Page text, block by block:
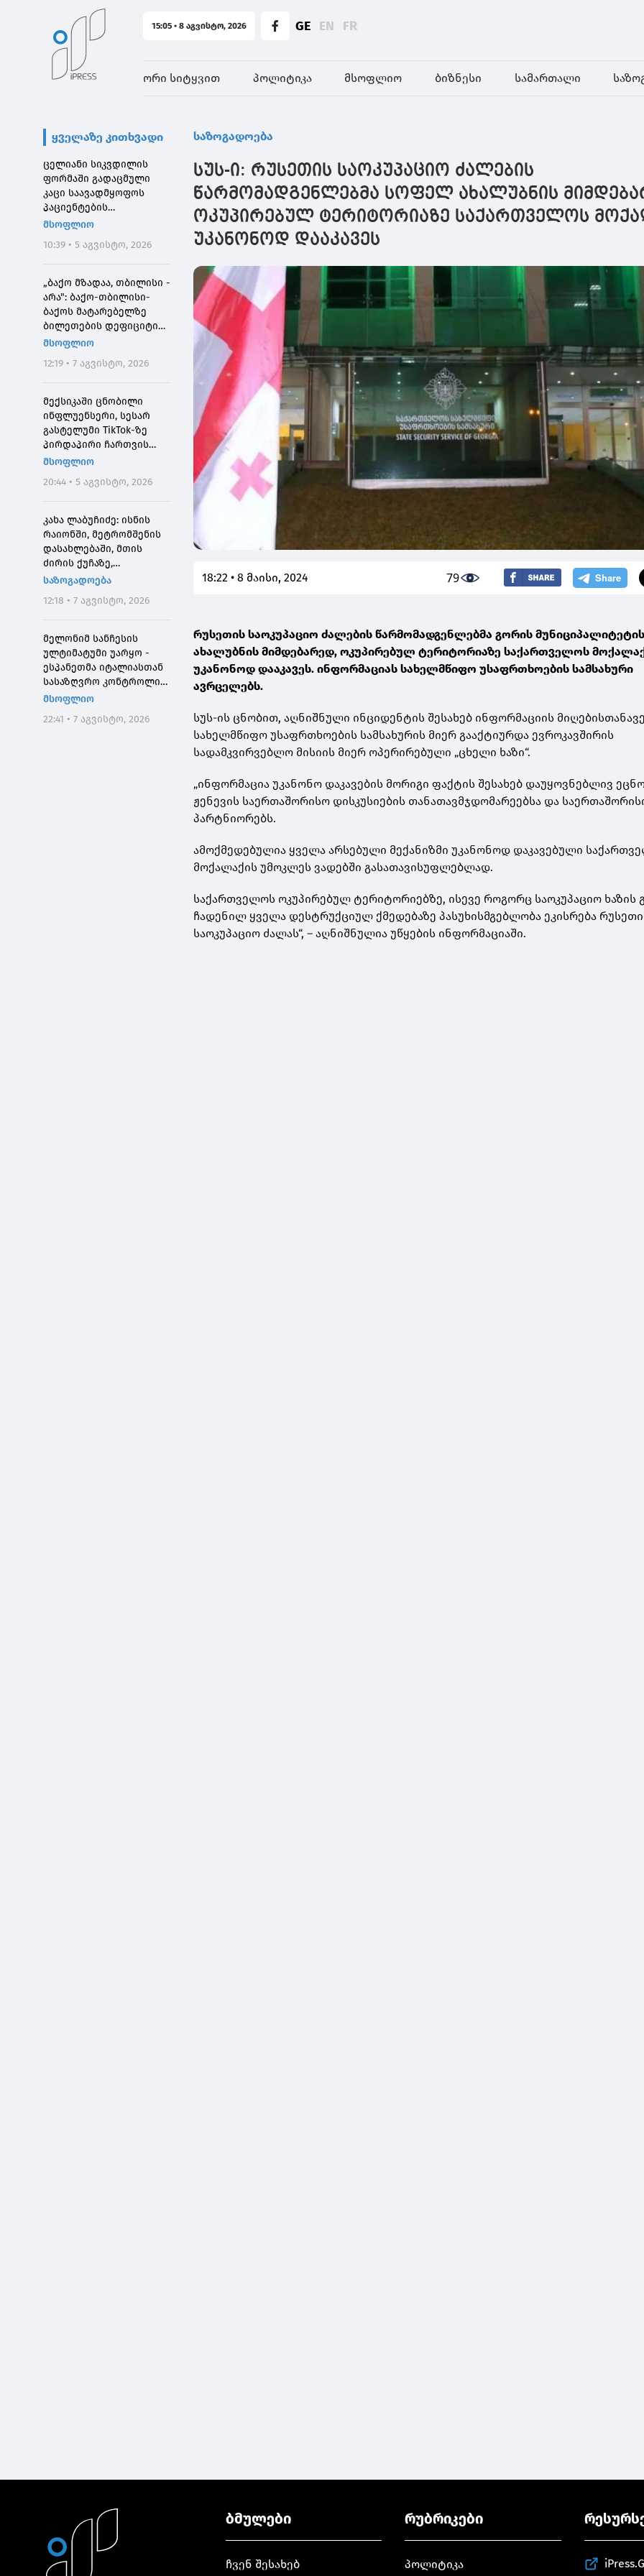
15:05 • 8 აგვისტო, 2026 GE EN FR
ორი სიტყვით პოლიტიკა მსოფლიო ბიზნესი სამართალი
ყველაზე კითხვადი
ცელიანი სიკვდილის
ფორმაში გადაცმული
კაცი საავადმყოფოს
პაციენტების
შეშინებისთვის
მსოფლიო
10:39 • 5 აგვისტო, 2026
„ბაქო მზადაა, თბილისი -
არა": ბაქო-თბილისი-
ბაქოს მატარებელზე
ბილეთების დეფიციტის
მიზეზი
მსოფლიო
12:19 • 7 აგვისტო, 2026
მექსიკაში ცნობილი
ინფლუენსერი, სესარ
გასტელუმი TikTok-ზე
პირდაპირი ჩართვის
დროს მოკლეს
მსოფლიო
20:44 • 5 აგვისტო, 2026
კახა ლაბუჩიძე: ისნის
რაიონში, მეტრომშენის
დასახლებაში, მთის
ძირის ქუჩაზე,
მასშტაბური
სამუშაოები ჩატარდება
საზოგადოება
12:18 • 7 აგვისტო, 2026
მელონიმ სანჩესის
ულტიმატუმი უარყო -
ესპანეთმა იტალიასთან
სასაზღვრო კონტროლი
დააწესა
მსოფლიო
22:41 • 7 აგვისტო, 2026
საზოგადოება
სუს-ი: რუსეთის საოკუპაციო ძალების
წარმომადგენლებმა სოფელ ახალუბნის
ოკუპირებულ ტერიტორიაზე საქართველოს
უკანონოდ დააკავეს
18:22 • 8 მაისი, 2024 79
რუსეთის საოკუპაციო ძალების წარმომადგენლებმა გორის
ახალუბნის მიმდებარედ, ოკუპირებულ ტერიტორიაზე საქართველოს
უკანონოდ დააკავეს. ინფორმაციას სახელმწიფო უსაფრთხოების სამსახური
ავრცელებს.
სუს-ის ცნობით, აღნიშნული ინციდენტის შესახებ ინფორმაციის
სახელმწიფო უსაფრთხოების სამსახურის მიერ გააქტიურდა ევროკავშირის
სადამკვირვებლო მისიის მიერ ოპერირებული „ცხელი ხაზი“.
„ინფორმაცია უკანონო დაკავების მორიგი ფაქტის შესახებ დაუყოვნებლივ
ჟენევის საერთაშორისო დისკუსიების თანათავმჯდომარეებსა და
პარტნიორებს.
ამოქმედებულია ყველა არსებული მექანიზმი უკანონოდ დაკავებული
მოქალაქის უმოკლეს ვადებში გასათავისუფლებლად.
საქართველოს ოკუპირებულ ტერიტორიებზე, ისევე როგორც საოკუპაციო ხაზის
ჩადენილ ყველა დესტრუქციულ ქმედებაზე პასუხისმგებლობა ეკისრება
საოკუპაციო ძალას“, – აღნიშნულია უწყების ინფორმაციაში.
ბმულები
ჩვენ შესახებ
რუბრიკები
პოლიტიკა